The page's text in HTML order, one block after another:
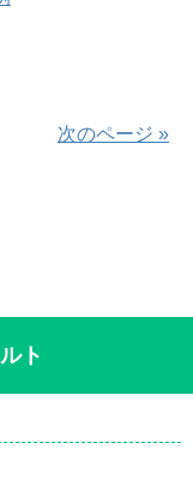
次のページ »
ト